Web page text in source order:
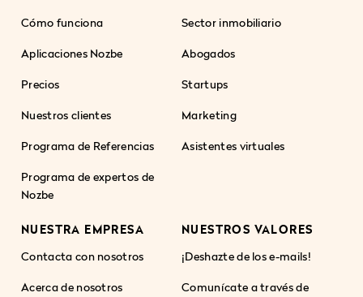
Cómo funciona
Aplicaciones Nozbe
Precios
Nuestros clientes
Programa de Referencias
Programa de expertos de
Nozbe
Sector inmobiliario
Abogados
Startups
Marketing
Asistentes virtuales
NUESTRA EMPRESA
Contacta con nosotros
Acerca de nosotros
NUESTROS VALORES
¡Deshazte de los e-mails!
Comunícate a través de